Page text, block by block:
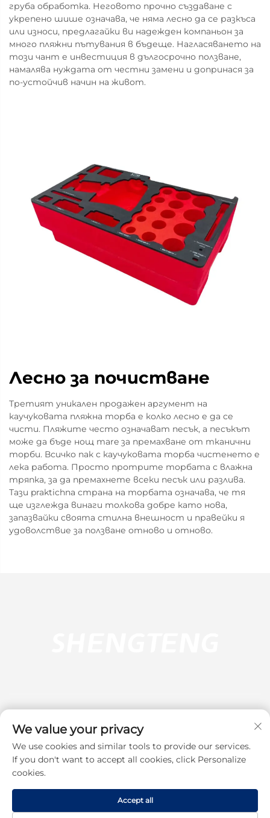
груба обработка. Неговото прочно създаване с
укрепено шише означава, че няма лесно да се разкъса
или износи, предлагайки ви надежден компаньон за
много пляжни пътувания в бъдеще. Нагласяването на
този чант е инвестиция в дългосрочно ползване,
намалява нуждата от честни замени и допринася за
по-устойчив начин на живот.
Лесно за почистване
Третият уникален продажен аргумент на
каучуковата пляжна торба е колко лесно е да се
чисти. Пляжите често означават песък, а песъкът
може да бъде нощ mare за премахване от тканични
торби. Всичко пак с каучуковата торба чистенето е
лека работа. Просто протрите торбата с влажна
тряпка, за да премахнете всеки песък или разлива.
Тази praktichna страна на торбата означава, че тя
ще изглежда винаги толкова добре като нова,
запазвайки своята стилна внешност и правейки я
удоволствие за ползване отново и отново.
Абонирай се
Copyright © 2025 Dongguan Shengteng Plastic Hardware Products
We value your privacy
We use cookies and similar tools to provide our services.
If you don't want to accept all cookies, click Personalize
cookies.
Accept all